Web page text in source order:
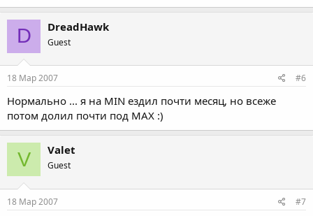
D DreadHawk
Guest
18 Мар 2007 #6
Нормально ... я на MIN ездил почти месяц, но всеже
потом долил почти под MAX :)
V Valet
Guest
18 Мар 2007 #7